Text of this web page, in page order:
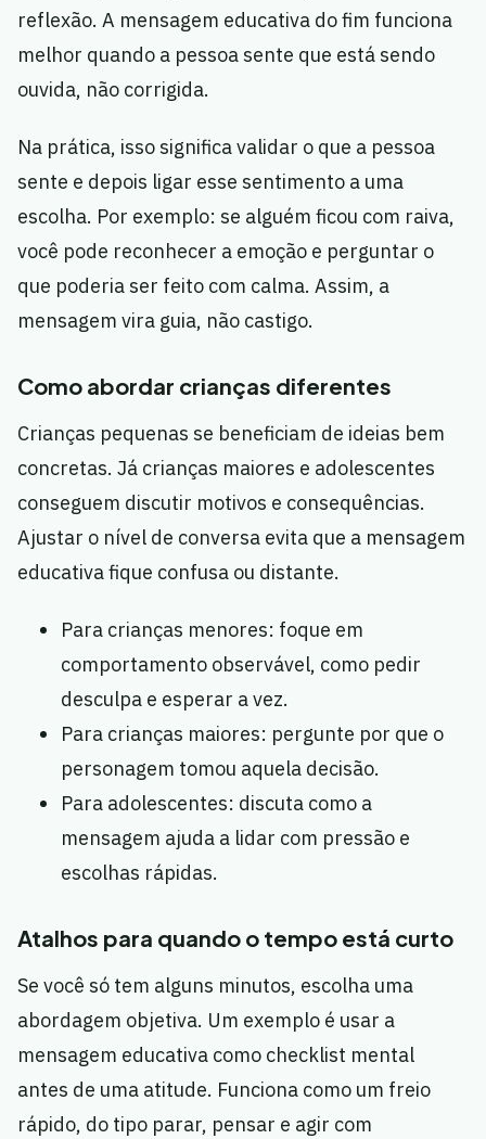
reflexão. A mensagem educativa do fim funciona
melhor quando a pessoa sente que está sendo
ouvida, não corrigida.
Na prática, isso significa validar o que a pessoa
sente e depois ligar esse sentimento a uma
escolha. Por exemplo: se alguém ficou com raiva,
você pode reconhecer a emoção e perguntar o
que poderia ser feito com calma. Assim, a
mensagem vira guia, não castigo.
Como abordar crianças diferentes
Crianças pequenas se beneficiam de ideias bem
concretas. Já crianças maiores e adolescentes
conseguem discutir motivos e consequências.
Ajustar o nível de conversa evita que a mensagem
educativa fique confusa ou distante.
Para crianças menores: foque em
comportamento observável, como pedir
desculpa e esperar a vez.
Para crianças maiores: pergunte por que o
personagem tomou aquela decisão.
Para adolescentes: discuta como a
mensagem ajuda a lidar com pressão e
escolhas rápidas.
Atalhos para quando o tempo está curto
Se você só tem alguns minutos, escolha uma
abordagem objetiva. Um exemplo é usar a
mensagem educativa como checklist mental
antes de uma atitude. Funciona como um freio
rápido, do tipo parar, pensar e agir com